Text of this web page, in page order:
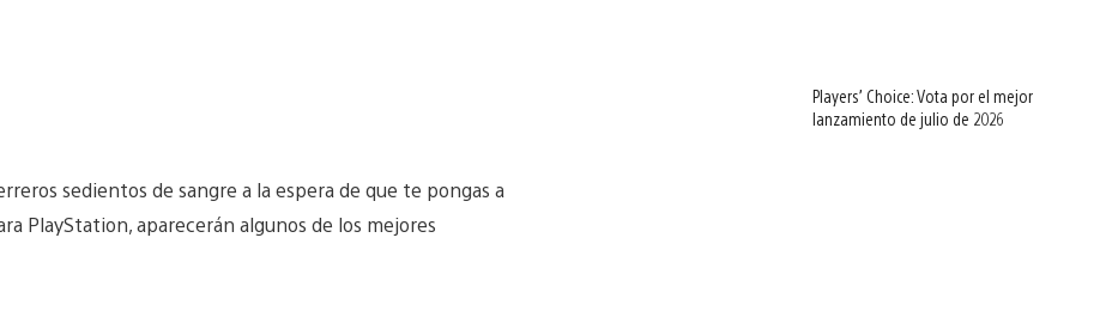
sedientos de sangre a la espera de que te pongas a
PlayStation, aparecerán algunos de los mejores
Players’ Choice: Vota por el mejor
lanzamiento de julio de 2026